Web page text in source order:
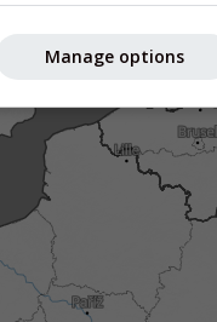
Manage options